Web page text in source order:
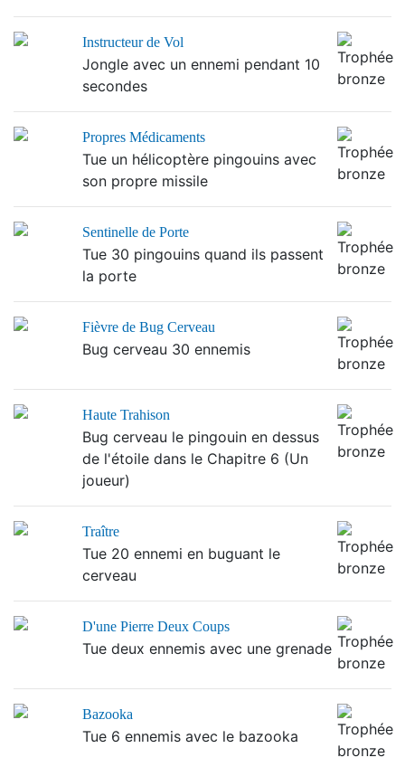
Instructeur de Vol
Jongle avec un ennemi pendant 10
secondes
Propres Médicaments
Tue un hélicoptère pingouins avec
son propre missile
Sentinelle de Porte
Tue 30 pingouins quand ils passent
la porte
Fièvre de Bug Cerveau
Bug cerveau 30 ennemis
Haute Trahison
Bug cerveau le pingouin en dessus
de l'étoile dans le Chapitre 6 (Un
joueur)
Traître
Tue 20 ennemi en buguant le
cerveau
D'une Pierre Deux Coups
Tue deux ennemis avec une grenade
Bazooka
Tue 6 ennemis avec le bazooka